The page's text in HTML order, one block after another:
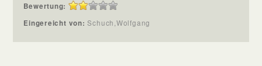
Bewertung:
Eingereicht von:Schuch,Wolfgang